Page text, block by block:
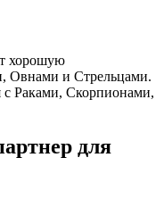
хорошую
Овнами и Стрельцами.
Раками, Скорпионами,
для